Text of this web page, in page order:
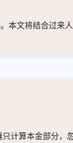
本文将结合过来
计算本金部分，